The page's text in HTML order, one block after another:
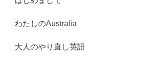
わたしのAustralia
大人のやり直し英語